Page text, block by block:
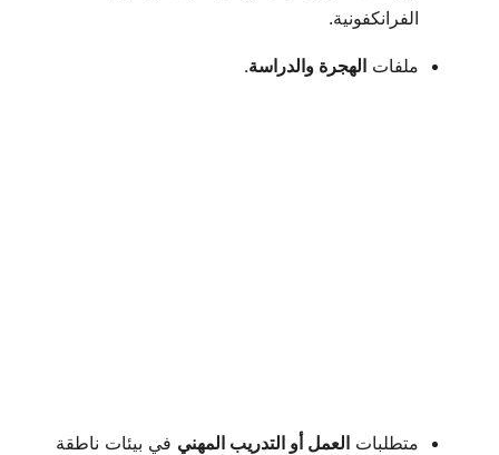
الفرانكفونية.
ملفات الهجرة والدراسة.
متطلبات العمل أو التدريب المهني في بيئات ناطقة